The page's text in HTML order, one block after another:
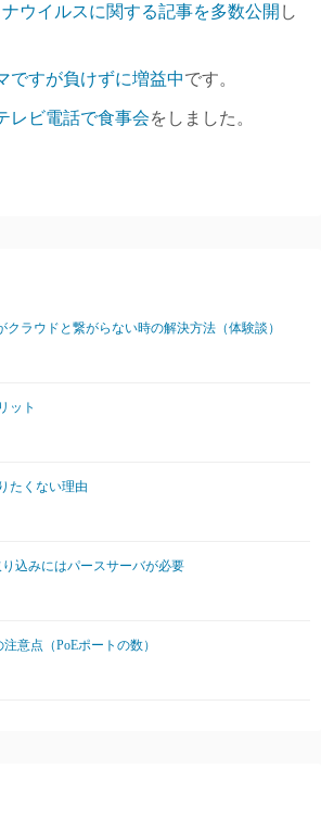
ウイルスに関する記事を多数公開 し
ですが負けずに増益中です。
レビ電話で食事会をしました。
クラウドと繋がらない時の解決方法（体験談）
ット
たくない理由
込みにはパースサーバが必要
意点（PoEポートの数）